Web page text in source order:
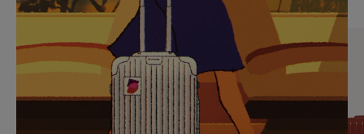
SIE,
UM
ANZUHALTEN
AUFHEBEN
DER
STUMMSCHALTUNG